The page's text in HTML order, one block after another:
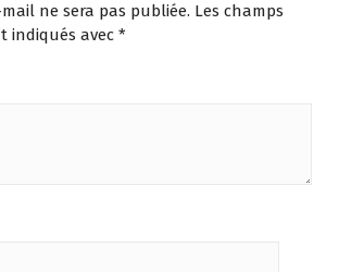
ne sera pas publiée. Les champs
indiqués avec *